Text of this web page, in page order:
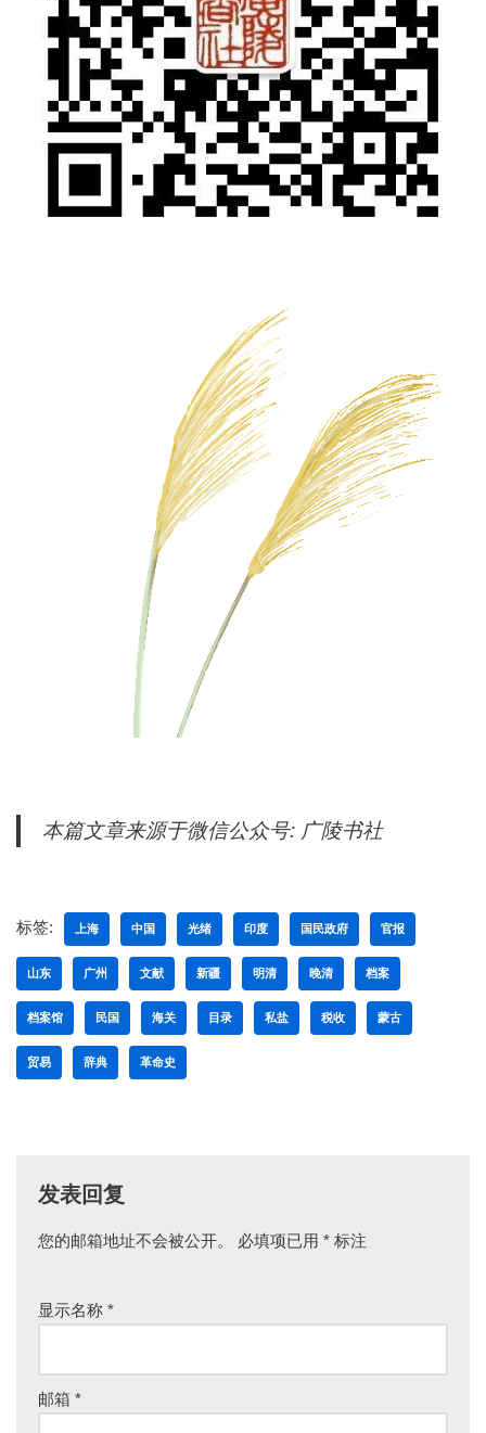
本篇文章来源于微信公众号: 广陵书社
标签: 上海 中国 光绪 印度 国民政府 官报
山东 广州 文献 新疆 明清 晚清 档案
档案馆 民国 海关 目录 私盐 税收 蒙古
贸易 辞典 革命史
发表回复
您的邮箱地址不会被公开。 必填项已用 * 标注
显示名称 *
邮箱 *